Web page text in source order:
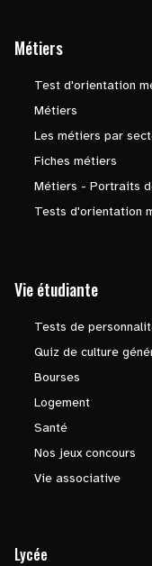
Métiers
Test d'orientation
Métiers
Les métiers par
Fiches métiers
Métiers - Portraits
Tests d'orientation
Vie étudiante
Tests de
Quiz de culture
Bourses
Logement
Santé
Nos jeux concours
Vie associative
Lycée